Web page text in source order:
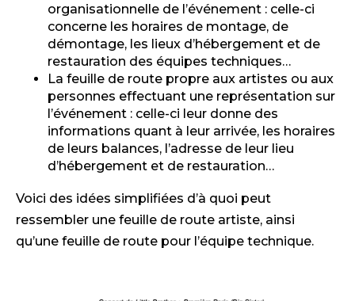
organisationnelle de l’événement : celle-ci
concerne les horaires de montage, de
démontage, les lieux d’hébergement et de
restauration des équipes techniques…
La feuille de route propre aux artistes ou aux
personnes effectuant une représentation sur
l’événement : celle-ci leur donne des
informations quant à leur arrivée, les horaires
de leurs balances, l’adresse de leur lieu
d’hébergement et de restauration…
Voici des idées simplifiées d’à quoi peut
ressembler une feuille de route artiste, ainsi
qu’une feuille de route pour l’équipe technique.